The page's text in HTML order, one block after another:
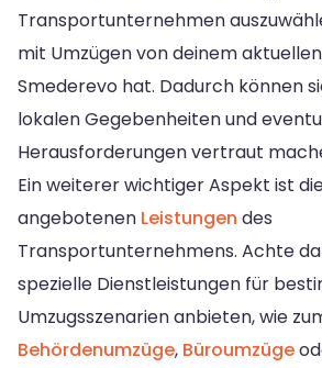
Transportunternehmen
mit Umzügen von deinem
Smederevo hat. Dadurch können
lokalen Gegebenheiten und
Herausforderungen vertraut
Ein weiterer wichtiger Aspekt ist
angebotenen Leistungen des
Transportunternehmens. Achte
spezielle Dienstleistungen für
Umzugsszenarien anbieten, wie
Behördenumzüge, Büroumzüge